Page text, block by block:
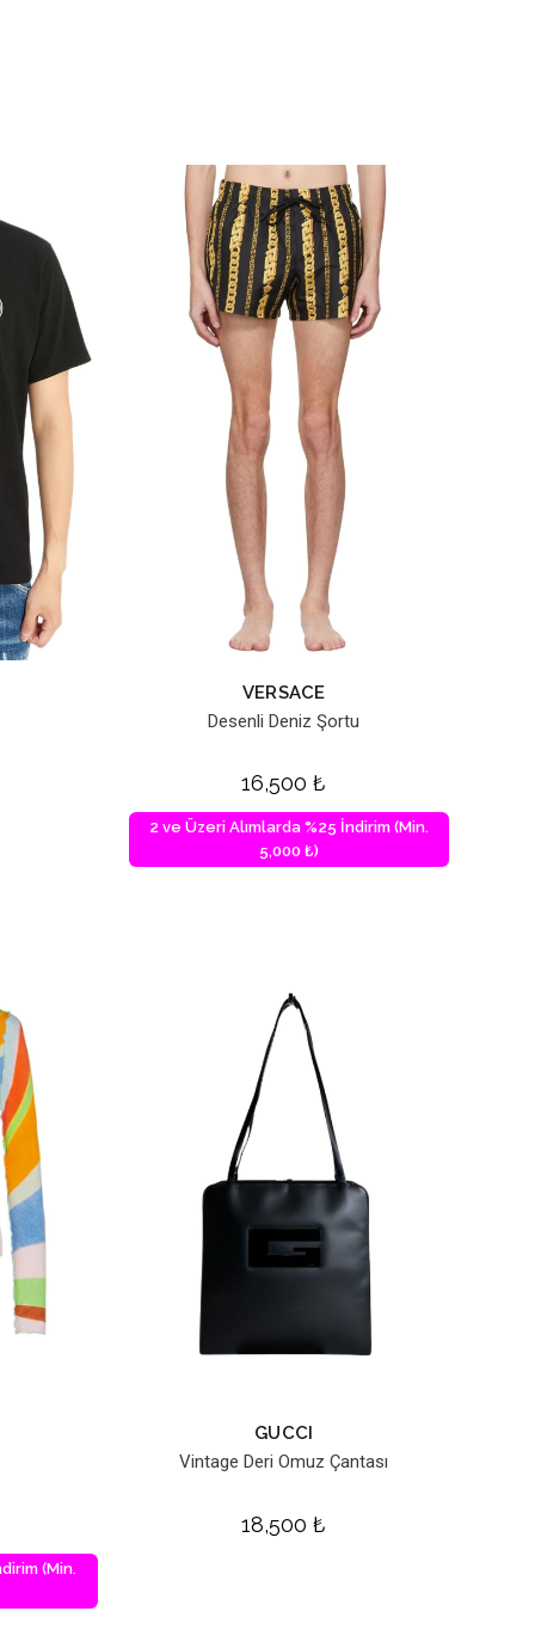
VERSACE
Desenli Deniz Şortu
16,500₺
2 ve Üzeri Alımlarda %25 İndirim (Min.
5,000 ₺)
(Min.
GUCCI
Vintage Deri Omuz Çantası
18,500₺